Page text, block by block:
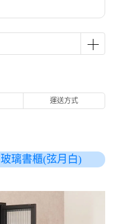
運送方式
玻璃書櫃(弦月白)